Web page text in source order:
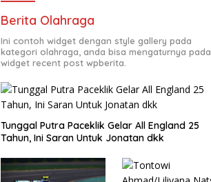
Berita Olahraga
Ini contoh widget dengan style gallery pada
kategori olahraga, anda bisa mengaturnya pada
widget recent post wpberita.
Tunggal Putra Paceklik Gelar All England 25
Tahun, Ini Saran Untuk Jonatan dkk